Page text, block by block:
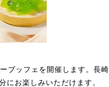
ブッフェを開催します。 長崎
にお楽しみいただけます。